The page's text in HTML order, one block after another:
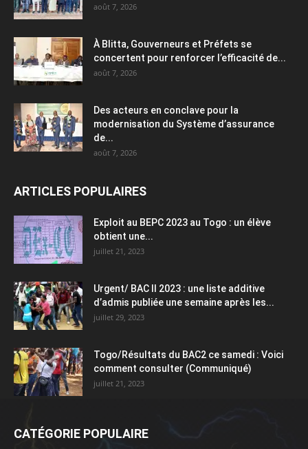
août 7, 2026
À Blitta, Gouverneurs et Préfets se
concertent pour renforcer l’efficacité de...
août 7, 2026
Des acteurs en conclave pour la
modernisation du Système d’assurance
de...
août 7, 2026
ARTICLES POPULAIRES
Exploit au BEPC 2023 au Togo : un élève
obtient une...
juillet 21, 2023
Urgent/ BAC II 2023 : une liste additive
d’admis publiée une semaine après les...
juillet 29, 2023
Togo/Résultats du BAC2 ce samedi : Voici
comment consulter (Communiqué)
juillet 21, 2023
CATÉGORIE POPULAIRE